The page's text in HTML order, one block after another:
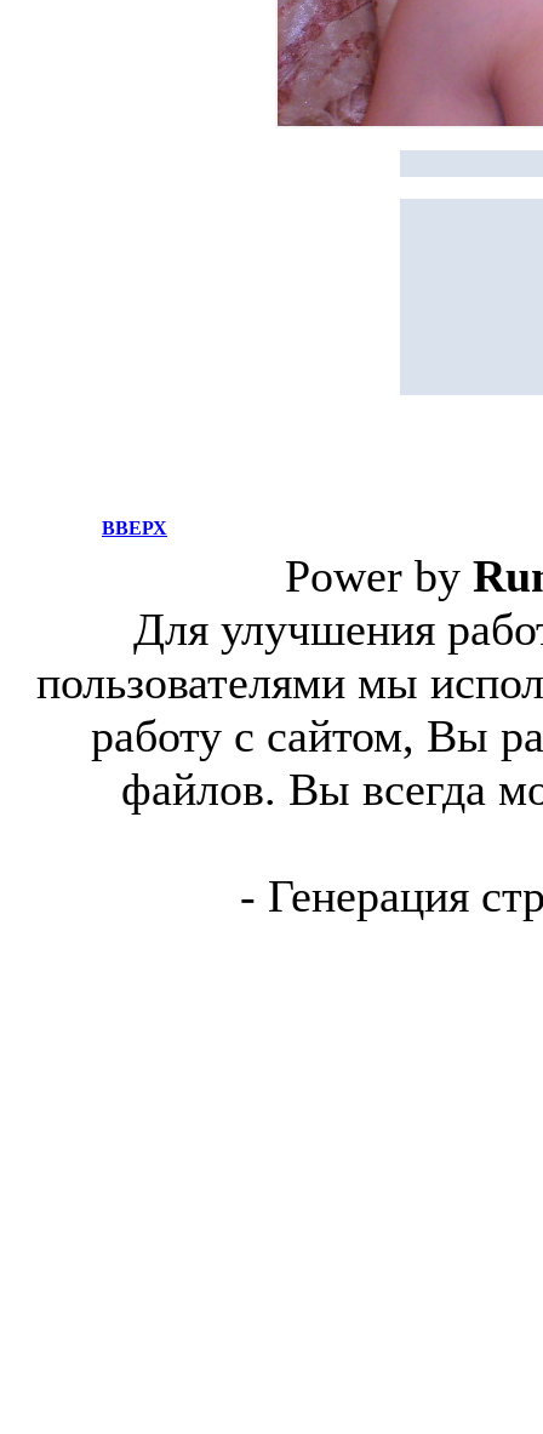
ВВЕРХ
Power by
Для улучшения
пользователями мы
работу с сайтом, Вы
файлов. Вы всегда
- Генерация